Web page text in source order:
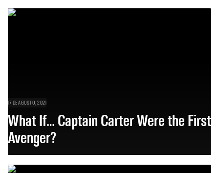
17 DE AGOSTO, 2021
What If… Captain Carter Were the First
Avenger?